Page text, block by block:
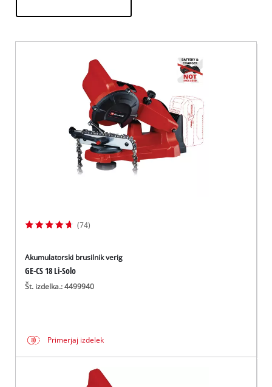
(74)
Akumulatorski brusilnik verig
GE-CS 18 Li-Solo
Št. izdelka.: 4499940
Primerjaj izdelek